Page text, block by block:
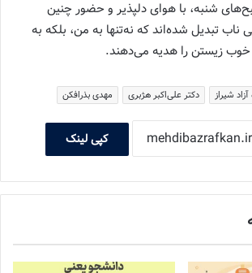
شنبه، با هوای دلپذیر و حضور چنین
ناب تبدیل شده‌اند که نه‌تنها به من، بلکه به
زیستن را هدیه می‌دهند.
شیراز دکتر علی‌اکبر هژبری مهدی بذرافکن
کپی لینک